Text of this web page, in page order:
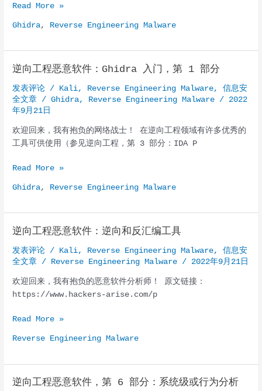
分
析
勒
索
软
件
逆
意
软
件：
Ghidra
门，
第
部
分
Read More »
Ghidra, Reverse Engineering Malware
逆向工程恶意软件：Ghidra 入门，第 1 部分
发表评论 / Kali, Reverse Engineering Malware,信息安
全文章 /Ghidra, Reverse Engineering Malware / 2022
年9月21日
欢迎回来，我有抱负的网络战士！ 在逆向工程领域有许多优秀的
工具可供使用（参见逆向工程，第 3 部分：IDA P
逆
意
软
件：
入
门，
1
部
Read More »
Ghidra, Reverse Engineering Malware
逆向工程恶意软件：逆向和反汇编工具
发表评论 / Kali, Reverse Engineering Malware,信息安
全文章 / Reverse Engineering Malware / 2022年9月21日
欢迎回来，我有抱负的恶意软件分析师！ 原文链接：
https://www.hackers-arise.com/p
逆
意
Read More »
Reverse Engineering Malware
逆向工程恶意软件，第 6 部分：系统级或行为分析